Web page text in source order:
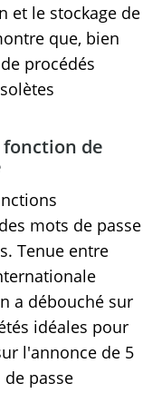
et le stockage de
que, bien
procédés
de
mots de passe
Tenue entre
a débouché sur
idéales pour
l'annonce de 5
passe